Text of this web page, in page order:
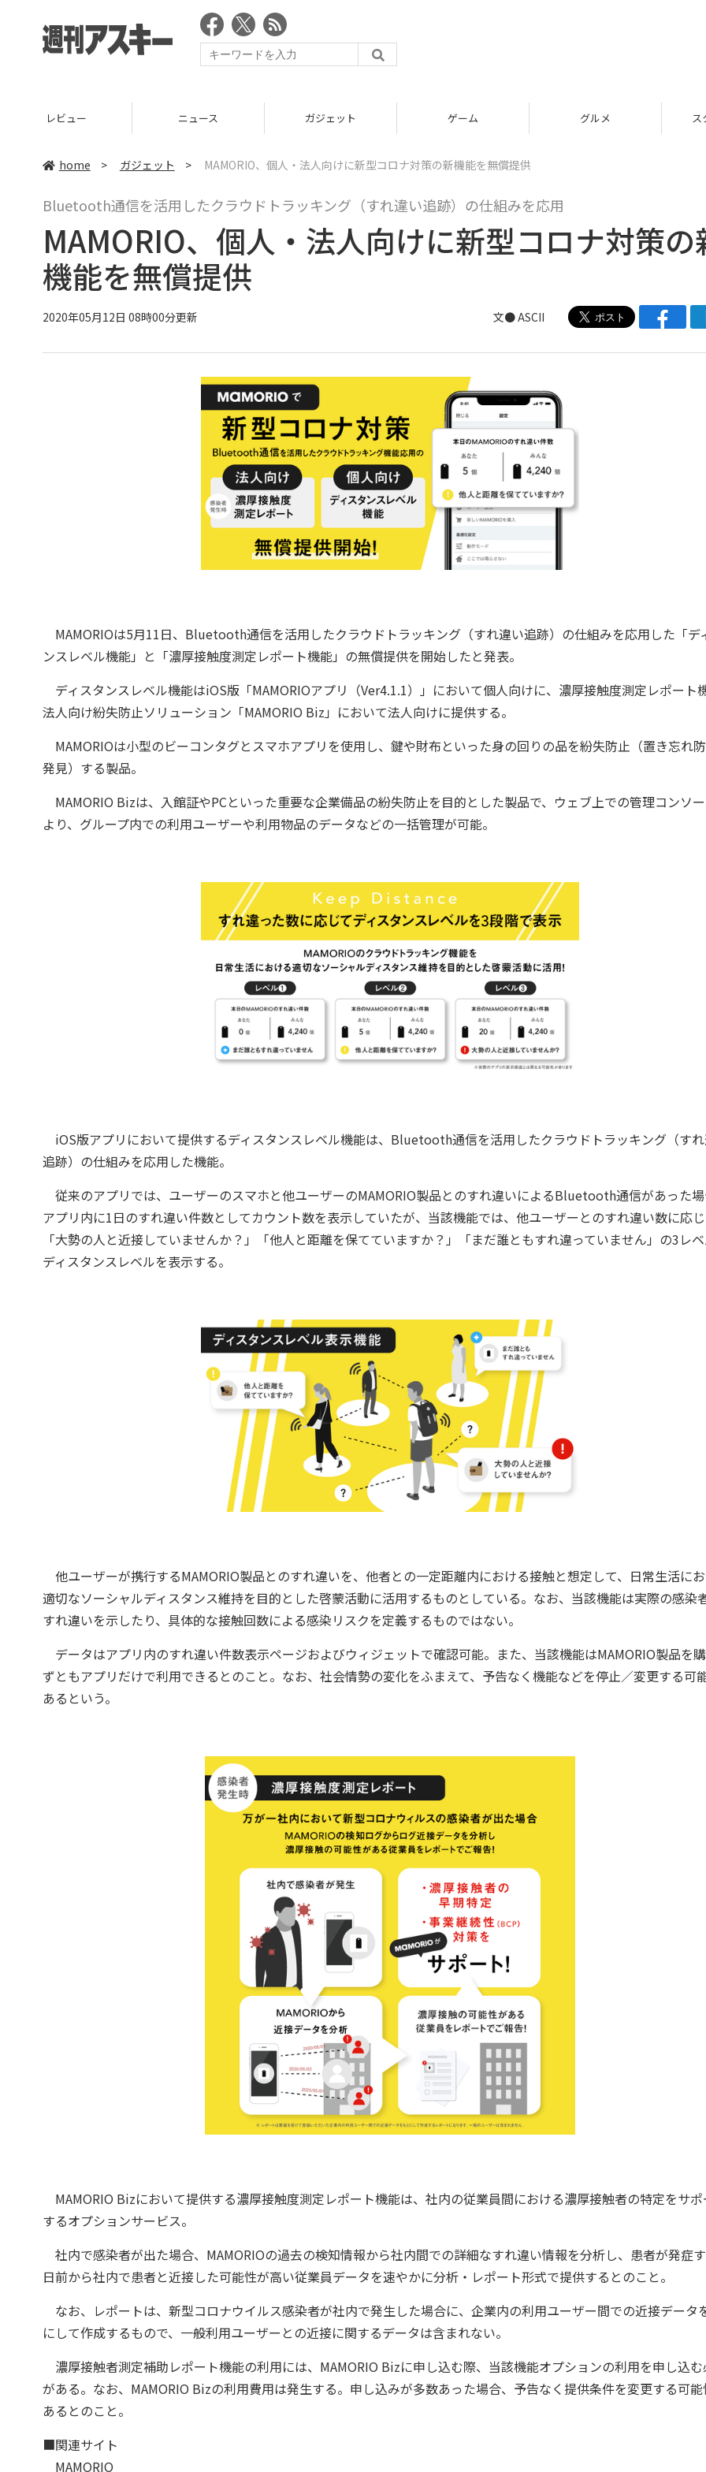
ニュース ガジェット ゲーム グルメ スタートアップ
home > ガジェット > MAMORIO、個人・法人向けに新型コロナ対策の新機能を無償提供
Bluetooth通信を活用したクラウドトラッキング（すれ違い追跡）の仕組みを応用
MAMORIO、個人・法人向けに新型コロナ対策の
機能を無償提供
2020年05月12日 08時00分更新 文● ASCII
MAMORIOは5月11日、Bluetooth通信を活用したクラウドトラッキング（すれ違い追跡）の仕組みを応用した「デ
ンスレベル機能」と「濃厚接触度測定レポート機能」の無償提供を開始したと発表。
ディスタンスレベル機能はiOS版「MAMORIOアプリ（Ver4.1.1）」において個人向けに、濃厚接触度測定レポート
法人向け紛失防止ソリューション「MAMORIO Biz」において法人向けに提供する。
MAMORIOは小型のビーコンタグとスマホアプリを使用し、鍵や財布といった身の回りの品を紛失防止（置き忘れ防
発見）する製品。
MAMORIO Bizは、入館証やPCといった重要な企業備品の紛失防止を目的とした製品で、ウェブ上での管理コンソ
より、グループ内での利用ユーザーや利用物品のデータなどの一括管理が可能。
iOS版アプリにおいて提供するディスタンスレベル機能は、Bluetooth通信を活用したクラウドトラッキング（す
追跡）の仕組みを応用した機能。
従来のアプリでは、ユーザーのスマホと他ユーザーのMAMORIO製品とのすれ違いによるBluetooth通信があった場
アプリ内に1日のすれ違い件数としてカウント数を表示していたが、当該機能では、他ユーザーとのすれ違い数に応
「大勢の人と近接していませんか？」「他人と距離を保てていますか？」「まだ誰ともすれ違っていません」の3レ
ディスタンスレベルを表示する。
他ユーザーが携行するMAMORIO製品とのすれ違いを、他者との一定距離内における接触と想定して、日常生活に
適切なソーシャルディスタンス維持を目的とした啓蒙活動に活用するものとしている。なお、当該機能は実際の感染
すれ違いを示したり、具体的な接触回数による感染リスクを定義するものではない。
データはアプリ内のすれ違い件数表示ページおよびウィジェットで確認可能。また、当該機能はMAMORIO製品を
ずともアプリだけで利用できるとのこと。なお、社会情勢の変化をふまえて、予告なく機能などを停止／変更する可
あるという。
MAMORIO Bizにおいて提供する濃厚接触度測定レポート機能は、社内の従業員間における濃厚接触者の特定をサポ
するオプションサービス。
社内で感染者が出た場合、MAMORIOの過去の検知情報から社内間での詳細なすれ違い情報を分析し、患者が発症
日前から社内で患者と近接した可能性が高い従業員データを速やかに分析・レポート形式で提供するとのこと。
なお、レポートは、新型コロナウイルス感染者が社内で発生した場合に、企業内の利用ユーザー間での近接データ
にして作成するもので、一般利用ユーザーとの近接に関するデータは含まれない。
濃厚接触者測定補助レポート機能の利用には、MAMORIO Bizに申し込む際、当該機能オプションの利用を申し込
がある。なお、MAMORIO Bizの利用費用は発生する。申し込みが多数あった場合、予告なく提供条件を変更する可能
あるとのこと。
■関連サイト
MAMORIO